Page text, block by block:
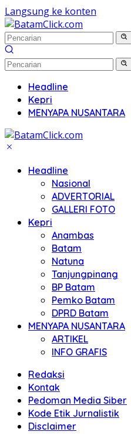
Langsung ke konten
Headline
Kepri
MENYAPA NUSANTARA
Headline
Nasional
ADVERTORIAL
GALLERI FOTO
Kepri
Anambas
Batam
Natuna
Tanjungpinang
BP Batam
Pemko Batam
DPRD Batam
MENYAPA NUSANTARA
ARTIKEL
INFO GRAFIS
Redaksi
Kontak
Pedoman Media Siber
Kode Etik Jurnalistik
Disclaimer